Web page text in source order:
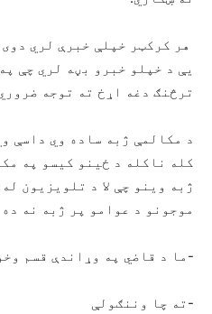
هر کرکټر خپلې خبرې لري
یې د خپلو خبرو بڼه لري چې
ترڅنګ دغه اړخ ته توجه
د مکالمې ژبه ساده وي داسې
کله ناکله د ځینو کیسو په
ژبه وینو چې لا د تلویزیون
موجونو د عوامو پر ژبه نه
-ما د قاضي په وړاندې قسم
-ته چا وننګولې